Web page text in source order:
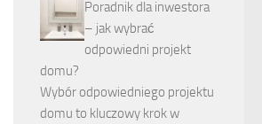
Poradnik dla inwestora
– jak wybrać
odpowiedni projekt
domu?
Wybór odpowiedniego projektu
domu to kluczowy krok w